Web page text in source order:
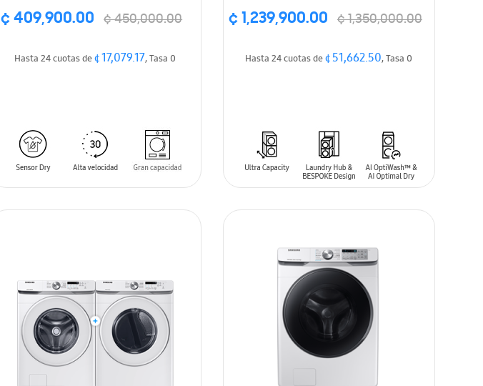
¢ 409,900.00 ¢ 450,000.00
Hasta 24 cuotas de¢ 17,079.17, Tasa 0
¢ 1,239,900.00 ¢ 1,350,000.00
Hasta 24 cuotas de¢ 51,662.50, Tasa 0